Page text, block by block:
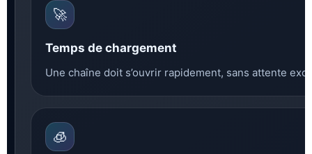
🚀
Temps de chargement
Une chaîne doit s’ouvrir rapidement, sans attente
🧊